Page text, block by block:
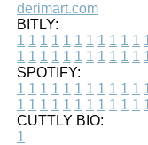
derimart.com
BITLY:
1 1 1 1 1 1 1 1 1 1 1
1 1 1 1 1 1 1 1 1 1 1
SPOTIFY:
1 1 1 1 1 1 1 1 1 1 1
1 1 1 1 1 1 1 1 1 1 1
CUTTLY BIO:
1